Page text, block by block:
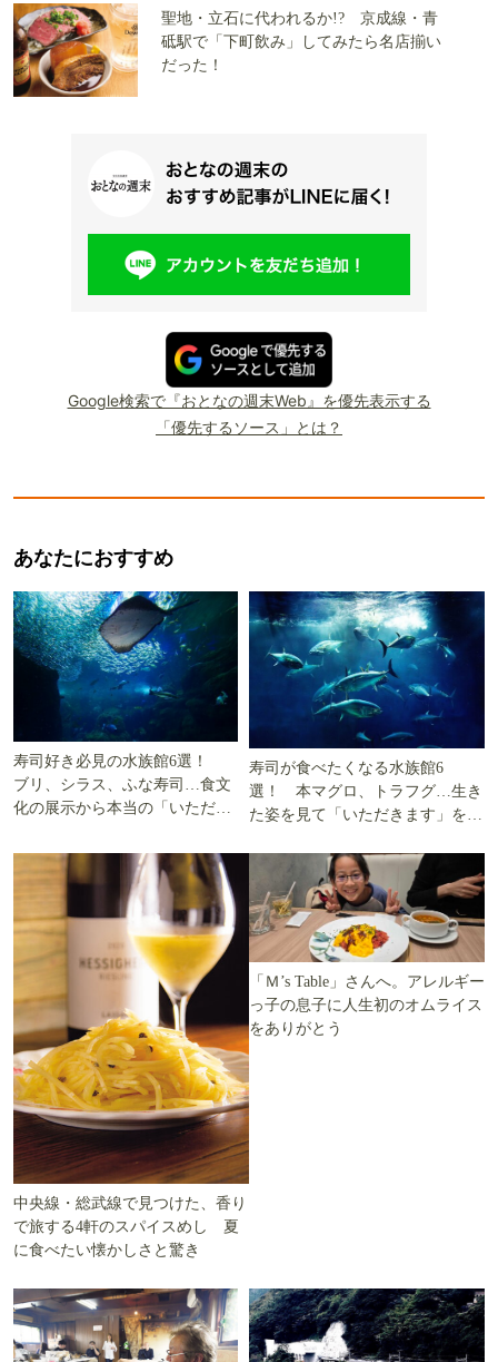
聖地・立石に代われるか!? 京成線・青
砥駅で「下町飲み」してみたら名店揃い
だった！
Google検索で『おとなの週末Web』を優先表示する
「優先するソース」とは？
あなたにおすすめ
寿司好き必見の水族館6選！
ブリ、シラス、ふな寿司…食文
化の展示から本当の「いただき
寿司が食べたくなる水族館6
選！ 本マグロ、トラフグ…生き
た姿を見て「いただきます」を考
中央線・総武線で見つけた、香り
で旅する4軒のスパイスめし 夏
に食べたい懐かしさと驚き
「Ｍ’s Table」さんへ。アレルギー
っ子の息子に人生初のオムライス
をありがとう